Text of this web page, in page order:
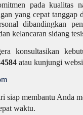
pada kualitas
yang cepat
dibandingkan
kelancaran sidang
konsultasikan
atau kunjungi
membantu Anda
waktu.